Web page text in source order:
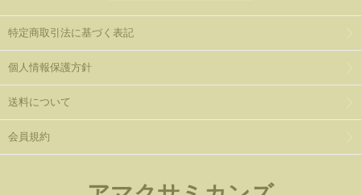
特定商取引法に基づく表記
個人情報保護方針
送料について
会員規約